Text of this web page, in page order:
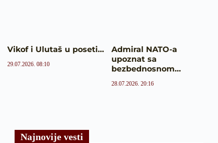
Vikof i Ulutaš u poseti…
29.07.2026. 08:10
Admiral NATO-a
upoznat sa
bezbednosnom…
28.07.2026. 20:16
Najnovije vesti